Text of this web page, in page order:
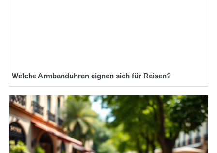
Welche Armbanduhren eignen sich für Reisen?